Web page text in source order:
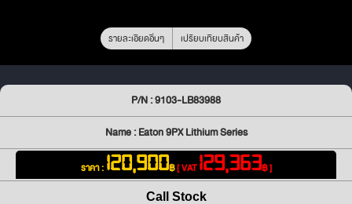
รายละเอียดอื่นๆ เปรียบเทียบสินค้า
P/N : 9103-LB83988
Name : Eaton 9PX Lithium Series
ราคา : 120,900฿[ VAT129,363฿ ]
Call Stock